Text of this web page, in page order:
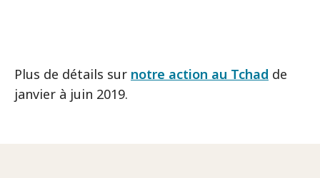
Plus de détails sur notre action au Tchad de
janvier à juin 2019.